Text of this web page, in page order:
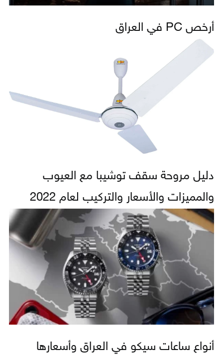
أرخص PC في العراق
دليل مروحة سقف توشيبا مع العيوب
والمميزات والأسعار والتركيب لعام 2022
أنواع ساعات سيكو في العراق وأسعارها